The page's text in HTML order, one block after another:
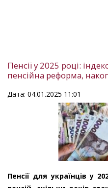
Пенсії у 2025 році:
пенсійна реформа,
Дата: 04.01.2025 11:01
Пенсії для українців у